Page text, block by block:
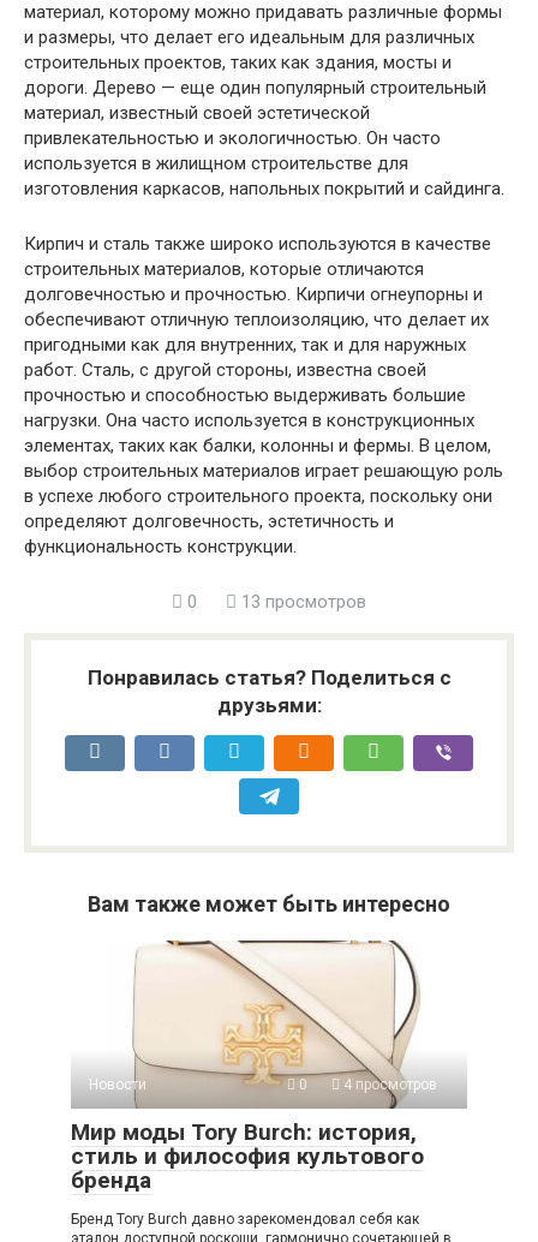
материал, которому можно придавать различные формы
и размеры, что делает его идеальным для различных
строительных проектов, таких как здания, мосты и
дороги. Дерево — еще один популярный строительный
материал, известный своей эстетической
привлекательностью и экологичностью. Он часто
используется в жилищном строительстве для
изготовления каркасов, напольных покрытий и сайдинга.
Кирпич и сталь также широко используются в качестве
строительных материалов, которые отличаются
долговечностью и прочностью. Кирпичи огнеупорны и
обеспечивают отличную теплоизоляцию, что делает их
пригодными как для внутренних, так и для наружных
работ. Сталь, с другой стороны, известна своей
прочностью и способностью выдерживать большие
нагрузки. Она часто используется в конструкционных
элементах, таких как балки, колонны и фермы. В целом,
выбор строительных материалов играет решающую роль
в успехе любого строительного проекта, поскольку они
определяют долговечность, эстетичность и
функциональность конструкции.
0 13 просмотров
Понравилась статья? Поделиться с
друзьями:
Вам также может быть интересно
Новости 0 4 просмотров
Мир моды Tory Burch: история,
стиль и философия культового
бренда
Бренд Tory Burch давно зарекомендовал себя как
эталон доступной роскоши, гармонично сочетающей в